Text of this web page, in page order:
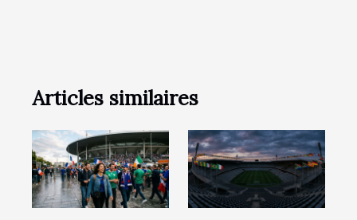
Articles similaires